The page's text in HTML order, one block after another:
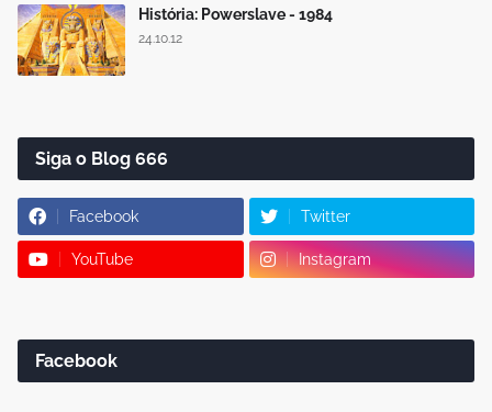
História: Powerslave - 1984
24.10.12
Siga o Blog 666
Facebook Twitter
YouTube Instagram
Facebook